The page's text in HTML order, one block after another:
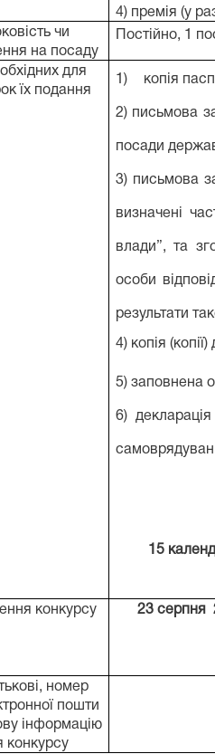
4) премія (у
чи
на посаду
Постійно, 1
для
їх подання
1) копія
2) письмова
посади
3) письмова
визначені
влади”, та
особи
результати
4) копія
5) заповнена
6)
15
конкурсу 23 серпня
номер
пошти
інформацію
конкурсу